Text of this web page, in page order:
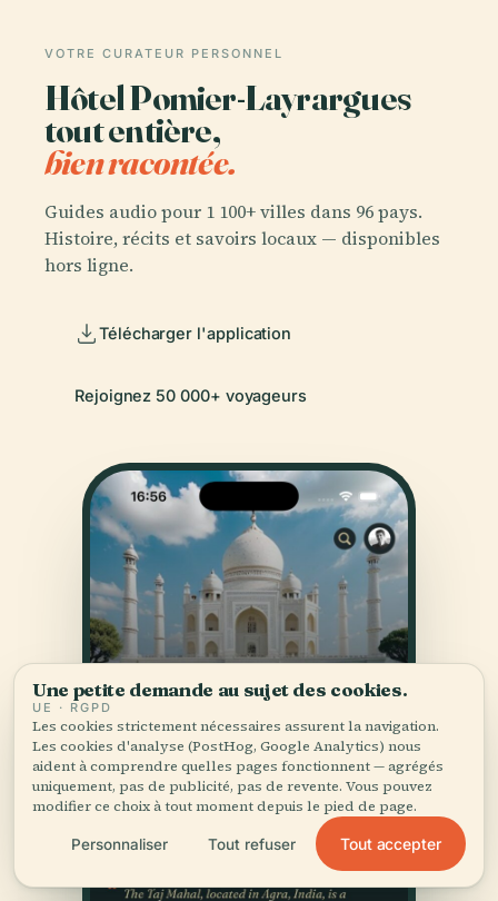
VOTRE CURATEUR PERSONNEL
Hôtel Pomier-Layrargues
tout entière,
bien racontée.
Guides audio pour 1 100+ villes dans 96 pays.
Histoire, récits et savoirs locaux — disponibles
hors ligne.
Télécharger l'application
Rejoignez 50 000+ voyageurs
Une petite demande au sujet des cookies.
UE · RGPD
Les cookies strictement nécessaires assurent la navigation.
Les cookies d'analyse (PostHog, Google Analytics) nous
aident à comprendre quelles pages fonctionnent — agrégés
uniquement, pas de publicité, pas de revente. Vous pouvez
modifier ce choix à tout moment depuis le pied de page.
Personnaliser Tout refuser Tout accepter